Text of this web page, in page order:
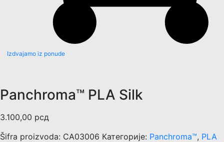
Izdvajamo iz ponude
Panchroma™ PLA Silk
3.100,00 рсд
Šifra proizvoda: CA03006 Категорије: Panchroma™, PLA